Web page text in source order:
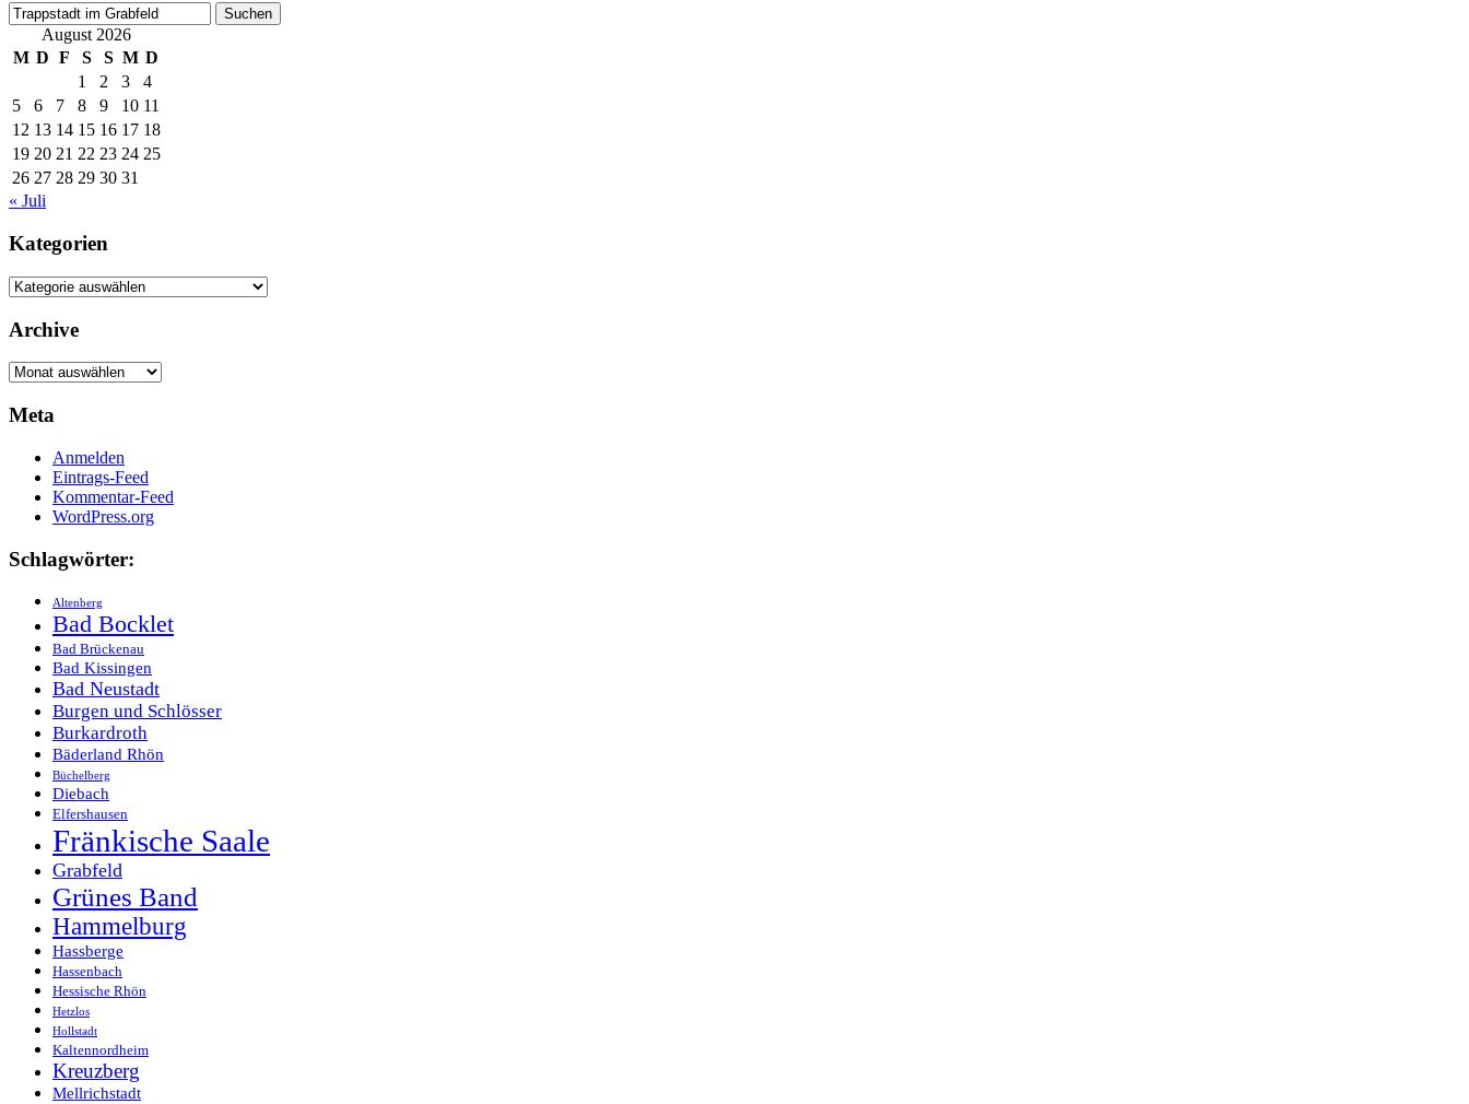
Suchen
nach:August 2026
M D F S S M D
1
2 3
4
5
6 7 8 9 10 11
12 13 14 15 16 17 18
19 20 21 22 23 24 25
26 27 28 29 30 31
« Juli
Kategorien
Kategorien
Archive
Archive
Meta
Anmelden
Eintrags-Feed
Kommentar-Feed
WordPress.org
Schlagwörter:
Altenberg
Bad Bocklet
Bad Brückenau
Bad Kissingen
Bad Neustadt
Burgen und Schlösser
Burkardroth
Bäderland Rhön
Büchelberg
Diebach
Elfershausen
Fränkische Saale
Grabfeld
Grünes Band
Hammelburg
Hassberge
Hassenbach
Hessische Rhön
Hetzlos
Hollstadt
Kaltennordheim
Kreuzberg
Mellrichstadt